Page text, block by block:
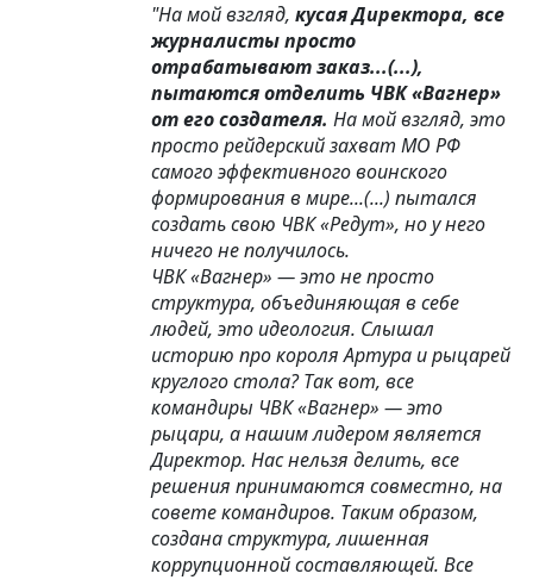
"На мой взгляд, кусая Директора, все
журналисты просто
отрабатывают заказ...(...),
пытаются отделить ЧВК «Вагнер»
от его создателя. На мой взгляд, это
просто рейдерский захват МО РФ
самого эффективного воинского
формирования в мире...(...) пытался
создать свою ЧВК «Редут», но у него
ничего не получилось.
ЧВК «Вагнер» — это не просто
структура, объединяющая в себе
людей, это идеология. Слышал
историю про короля Артура и рыцарей
круглого стола? Так вот, все
командиры ЧВК «Вагнер» — это
рыцари, а нашим лидером является
Директор. Нас нельзя делить, все
решения принимаются совместно, на
совете командиров. Таким образом,
создана структура, лишенная
коррупционной составляющей. Все